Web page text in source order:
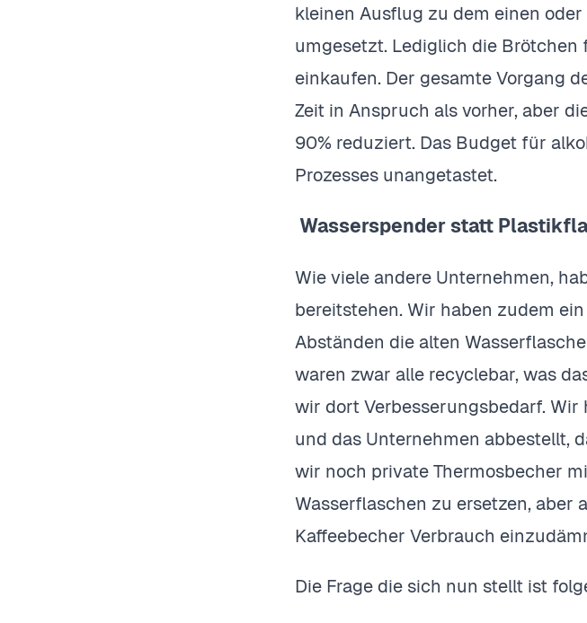
kleinen Ausflug zu dem einen
umgesetzt. Lediglich die
einkaufen. Der gesamte Vorgang
Zeit in Anspruch als vorher, aber
90% reduziert. Das Budget für
Prozesses unangetastet.
Wasserspender statt
Wie viele andere Unternehmen,
bereitstehen. Wir haben zudem
Abständen die alten
waren zwar alle recyclebar, was
wir dort Verbesserungsbedarf.
und das Unternehmen abbestellt,
wir noch private Thermosbecher
Wasserflaschen zu ersetzen, aber
Kaffeebecher Verbrauch
Die Frage die sich nun stellt ist